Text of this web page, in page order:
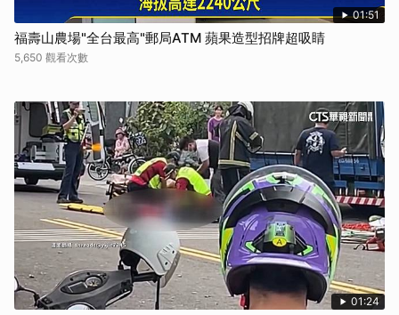
01:51
福壽山農場"全台最高"郵局ATM 蘋果造型招牌超吸睛
5,650 觀看次數
01:24